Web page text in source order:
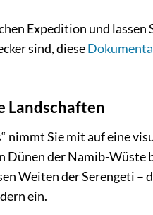
Expedition und
sind, diese
Landschaften
nimmt Sie mit auf eine
Dünen der Namib-Wüste
Weiten der Serengeti
ein.